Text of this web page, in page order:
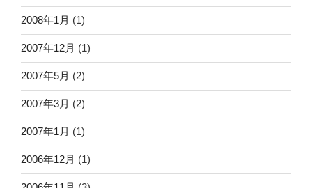
2008年1月 (1)
2007年12月 (1)
2007年5月 (2)
2007年3月 (2)
2007年1月 (1)
2006年12月 (1)